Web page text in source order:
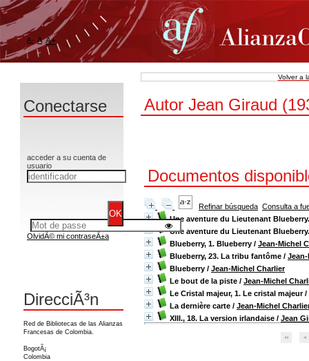
Volver a
Autor Jean Giraud
Documentos
Refinar búsqueda Consulta a
Une aventure du Lieutenant
Une aventure du Lieutenant
Blueberry, 1. Blueberry / Jean-Michel
Blueberry, 23. La tribu fantôme /
Blueberry / Jean-Michel Charlier
Le bout de la piste / Jean-Michel
Le Cristal majeur, 1. Le cristal majeur/
La dernière carte / Jean-Michel
XIII., 18. La version irlandaise / Jean
A- A A+
Conectarse
acceder a su cuenta de
usuario
OlvidÃ© mi contraseÃ±a
DirecciÃ³n
Red de Bibliotecas de las Alianzas
Francesas de Colombia.
BogotÃ¡
Colombia